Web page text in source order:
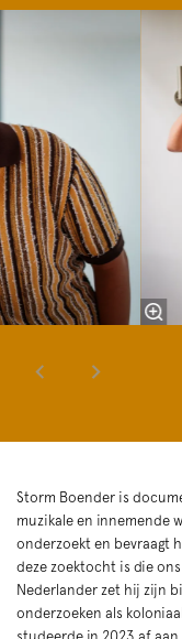
Storm Boender is
muzikale en innemende
onderzoekt en bevraagt
deze zoektocht is die
Nederlander zet hij zijn
onderzoeken als